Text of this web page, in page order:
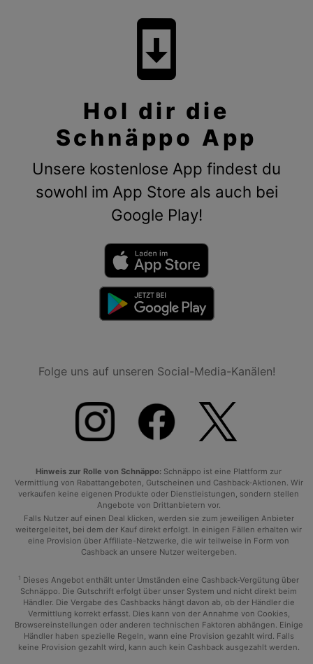
system_update
Hol dir die
Schnäppo App
Unsere kostenlose App findest du
sowohl im App Store als auch bei
Google Play!
Folge uns auf unseren Social-Media-Kanälen!
Hinweis zur Rolle von Schnäppo: Schnäppo ist eine Plattform zur
Vermittlung von Rabattangeboten, Gutscheinen und Cashback-Aktionen. Wir
verkaufen keine eigenen Produkte oder Dienstleistungen, sondern stellen
Angebote von Drittanbietern vor.
Falls Nutzer auf einen Deal klicken, werden sie zum jeweiligen Anbieter
weitergeleitet, bei dem der Kauf direkt erfolgt. In einigen Fällen erhalten wir
eine Provision über Affiliate-Netzwerke, die wir teilweise in Form von
Cashback an unsere Nutzer weitergeben.
1 Dieses Angebot enthält unter Umständen eine Cashback-Vergütung über
Schnäppo. Die Gutschrift erfolgt über unser System und nicht direkt beim
Händler. Die Vergabe des Cashbacks hängt davon ab, ob der Händler die
Vermittlung korrekt erfasst. Dies kann von der Annahme von Cookies,
Browsereinstellungen oder anderen technischen Faktoren abhängen. Einige
Händler haben spezielle Regeln, wann eine Provision gezahlt wird. Falls
keine Provision gezahlt wird, kann auch kein Cashback ausgezahlt werden.